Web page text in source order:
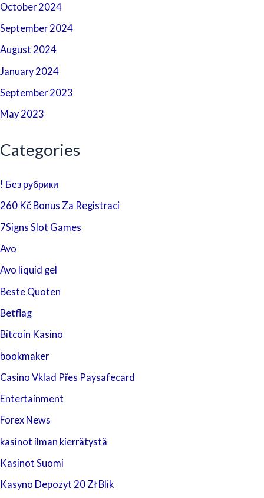
October 2024
September 2024
August 2024
January 2024
September 2023
May 2023
Categories
! Без рубрики
260 Kč Bonus Za Registraci
7Signs Slot Games
Avo
Avo liquid gel
Beste Quoten
Betflag
Bitcoin Kasino
bookmaker
Casino Vklad Přes Paysafecard
Entertainment
Forex News
kasinot ilman kierrätystä
Kasinot Suomi
Kasyno Depozyt 20 Zł Blik